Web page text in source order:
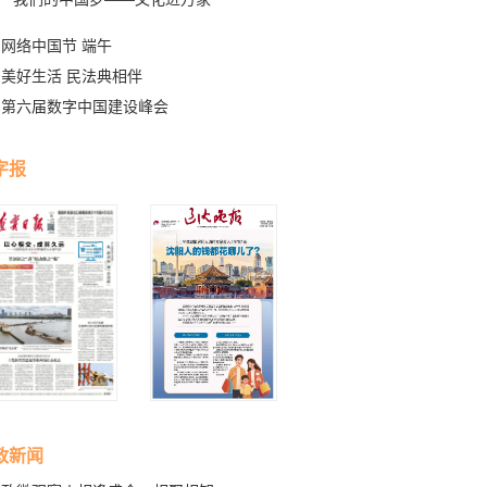
网络中国节 端午
美好生活 民法典相伴
第六届数字中国建设峰会
报
新闻